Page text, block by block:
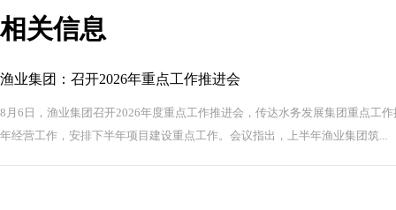
相关信息
渔业集团：召开2026年重点工作推进会
8月6日，渔业集团召开2026年度重点工作推进会，传达水务发展集团重点工
年经营工作，安排下半年项目建设重点工作。会议指出，上半年渔业集团筑...